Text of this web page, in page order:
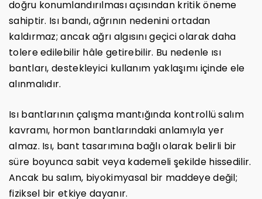
doğru konumlandırılması açısından kritik öneme
sahiptir. Isı bandı, ağrının nedenini ortadan
kaldırmaz; ancak ağrı algısını geçici olarak daha
tolere edilebilir hâle getirebilir. Bu nedenle ısı
bantları, destekleyici kullanım yaklaşımı içinde ele
alınmalıdır.
Isı bantlarının çalışma mantığında kontrollü salım
kavramı, hormon bantlarındaki anlamıyla yer
almaz. Isı, bant tasarımına bağlı olarak belirli bir
süre boyunca sabit veya kademeli şekilde hissedilir.
Ancak bu salım, biyokimyasal bir maddeye değil;
fiziksel bir etkiye dayanır.